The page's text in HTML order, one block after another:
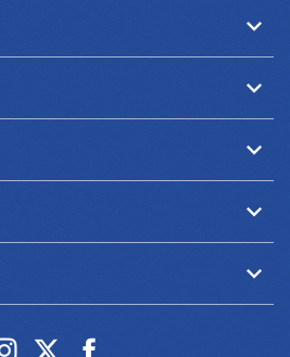
keyboard_arrow_down
keyboard_arrow_down
keyboard_arrow_down
keyboard_arrow_down
keyboard_arrow_down